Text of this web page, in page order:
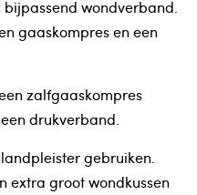
bijpassend wondverband.
gaaskompres en een
zalfgaaskompres
drukverband.
gebruiken.
extra groot wondkussen